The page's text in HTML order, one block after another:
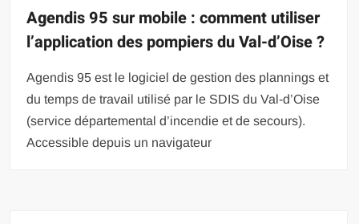
Agendis 95 sur mobile : comment utiliser
l’application des pompiers du Val-d’Oise ?
Agendis 95 est le logiciel de gestion des plannings et
du temps de travail utilisé par le SDIS du Val-d’Oise
(service départemental d’incendie et de secours).
Accessible depuis un navigateur